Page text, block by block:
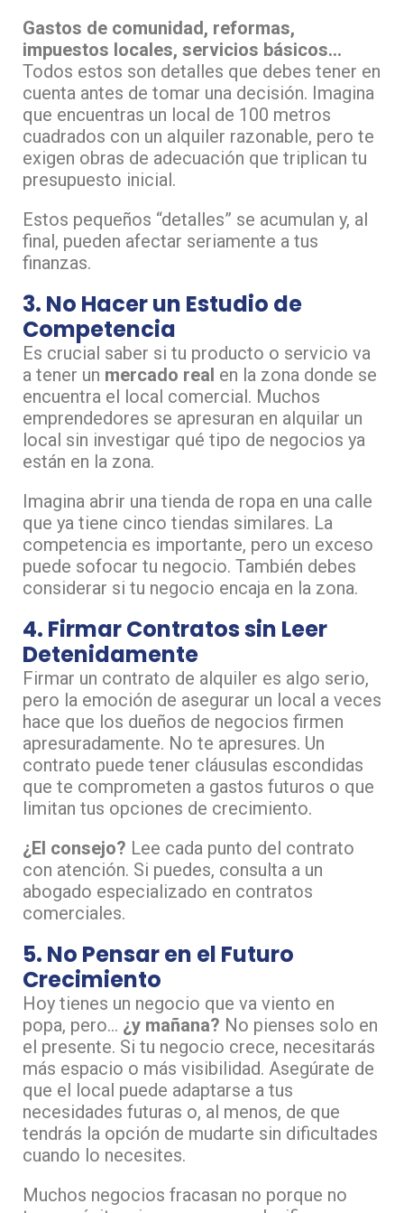
Gastos de comunidad, reformas,
impuestos locales, servicios básicos…
Todos estos son detalles que debes tener en
cuenta antes de tomar una decisión. Imagina
que encuentras un local de 100 metros
cuadrados con un alquiler razonable, pero te
exigen obras de adecuación que triplican tu
presupuesto inicial.
Estos pequeños “detalles” se acumulan y, al
final, pueden afectar seriamente a tus
finanzas.
3. No Hacer un Estudio de
Competencia
Es crucial saber si tu producto o servicio va
a tener un mercado real en la zona donde se
encuentra el local comercial. Muchos
emprendedores se apresuran en alquilar un
local sin investigar qué tipo de negocios ya
están en la zona.
Imagina abrir una tienda de ropa en una calle
que ya tiene cinco tiendas similares. La
competencia es importante, pero un exceso
puede sofocar tu negocio. También debes
considerar si tu negocio encaja en la zona.
4. Firmar Contratos sin Leer
Detenidamente
Firmar un contrato de alquiler es algo serio,
pero la emoción de asegurar un local a veces
hace que los dueños de negocios firmen
apresuradamente. No te apresures. Un
contrato puede tener cláusulas escondidas
que te comprometen a gastos futuros o que
limitan tus opciones de crecimiento.
¿El consejo? Lee cada punto del contrato
con atención. Si puedes, consulta a un
abogado especializado en contratos
comerciales.
5. No Pensar en el Futuro
Crecimiento
Hoy tienes un negocio que va viento en
popa, pero… ¿y mañana? No pienses solo en
el presente. Si tu negocio crece, necesitarás
más espacio o más visibilidad. Asegúrate de
que el local puede adaptarse a tus
necesidades futuras o, al menos, de que
tendrás la opción de mudarte sin dificultades
cuando lo necesites.
Muchos negocios fracasan no porque no